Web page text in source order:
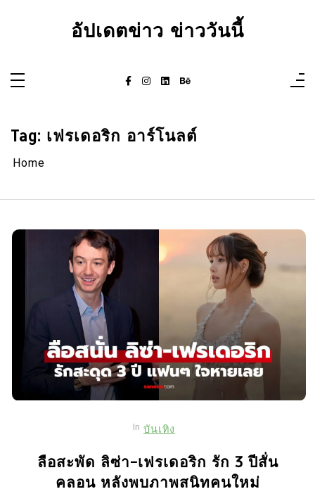
อัปเดตข่าว ข่าววันนี้
Tag: เฟรเดอริก อาร์โนลต์
Home
In บันเทิง
ลือสะพัด ลิซ่า-เฟรเดอริก รัก 3 ปีสั่น
คลอน หลังพบภาพสนิทคนใหม่